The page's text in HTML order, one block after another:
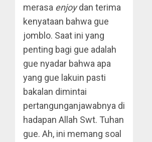
merasa enjoydan terima
kenyataan bahwa gue
jomblo. Saat ini yang
penting bagi gue adalah
gue nyadar bahwa apa
yang gue lakuin pasti
bakalan dimintai
pertangunganjawabnya di
hadapan Allah Swt. Tuhan
gue. Ah, ini memang soal